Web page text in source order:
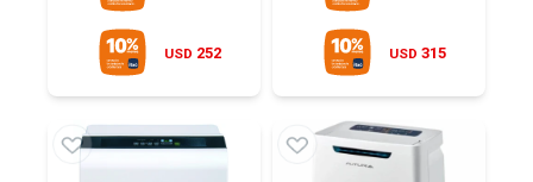
USD 252 USD 315